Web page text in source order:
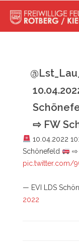
⇨ FW
10.04.2022
Schönefeld
⇨
pic.twitter.com/
— EVI LDS
2022